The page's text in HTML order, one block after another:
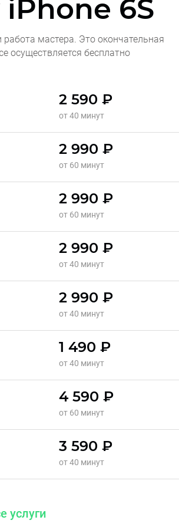
iPhone 6S
мастера. Это окончательная
осуществляется бесплатно
2 590 ₽
от 40 минут
2 990 ₽
от 60 минут
2 990 ₽
от 60 минут
2 990 ₽
от 40 минут
2 990 ₽
от 40 минут
1 490 ₽
от 40 минут
4 590 ₽
от 60 минут
3 590 ₽
от 40 минут
услуги